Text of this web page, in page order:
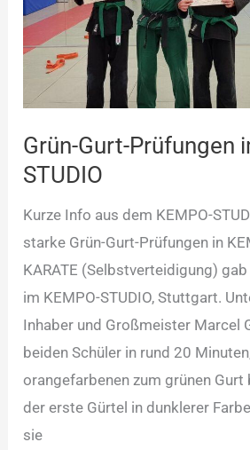
Grün-Gurt-Prüfungen
STUDIO
Kurze Info aus dem KEMPO-
starke Grün-Gurt-Prüfungen in
KARATE (Selbstverteidigung)
im KEMPO-STUDIO, Stuttgart.
Inhaber und Großmeister Marcel
beiden Schüler in rund 20
orangefarbenen zum grünen Gurt
der erste Gürtel in dunklerer
sie
im
KEMPO-
STUDIO